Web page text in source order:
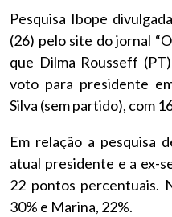
Pesquisa Ibope
(26) pelo site do jornal
que Dilma Rousseff
voto para presidente
Silva (sem partido), com
Em relação a pesquisa
atual presidente e a ex-
22 pontos percentuais.
30% e Marina, 22%.